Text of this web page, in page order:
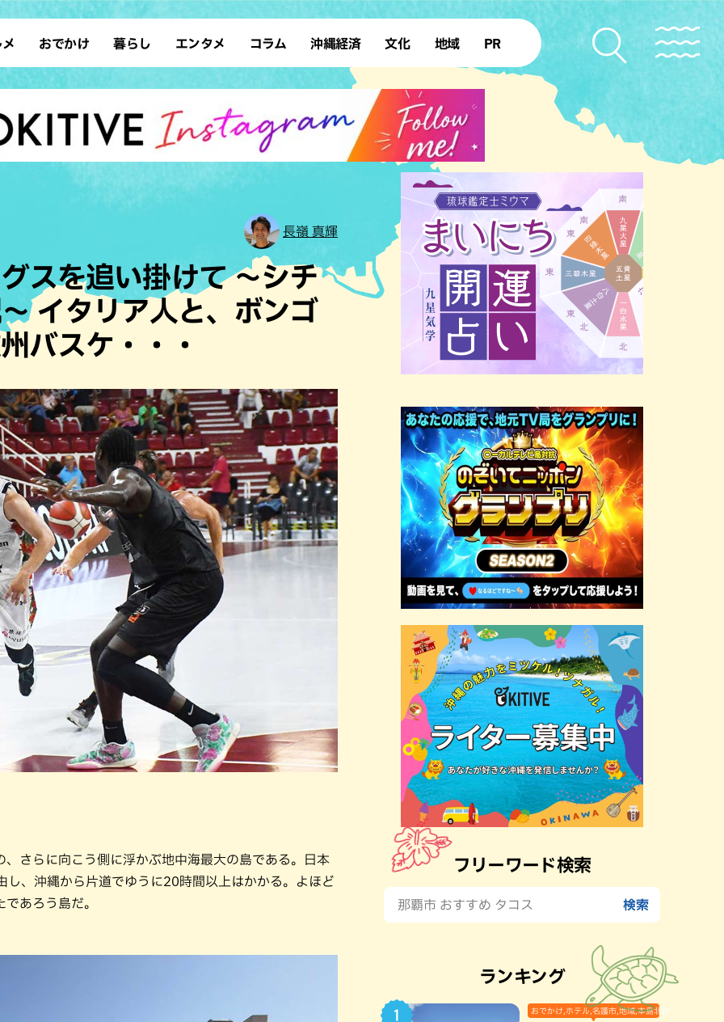
ン 沖縄そば
ウト カフェ
和食・日本料理
アジア・エスニック
・焼肉 焼鳥・串料理
肉料理 居酒屋・バー
イキング スイーツ
ガー タコス・タコライス
おでかけ
デート ドライブ
散歩 ソロ活
歴史
サウナ 公園
沖縄の海
暮らし
レシピ SDGs
ファッション ローカルニュース
沖縄移住 沖縄旧暦行事
エンタメ
スポーツ 占い
タレント・芸人 テレビ
コラム 沖縄経済 文化
復帰50年
地域
本島北部
本島南部 先島諸島
北部離島
PR
長嶺 真輝
スを追い掛けて 〜シチ
イタリア人と、ボンゴ
バスケ・・・
さらに向こう側に浮かぶ地中海最大の島である。日本
、沖縄から片道でゆうに20時間以上はかかる。よほど
あろう島だ。
フリーワード検索
ランキング
おでかけ,ホテル,名護市,地域,本島北部